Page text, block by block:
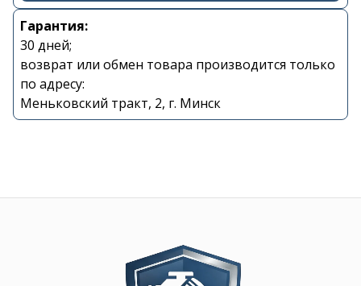
Гарантия:
30 дней;
возврат или обмен товара производится только
по адресу:
Меньковский тракт, 2, г. Минск
shupik21@bk.ru
Image